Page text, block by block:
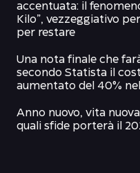
accentuata: il
Kilo”, vezzeggiativo
per restare
Una nota finale che
secondo Statista il
aumentato del 40%
Anno nuovo, vita
quali sfide porterà il